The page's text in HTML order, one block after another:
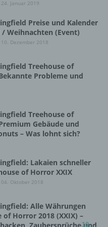
24. Januar 2019
Preise und Kalender
/ Weihnachten (Event)
10. Dezember 2018
Treehouse of
Probleme und
Treehouse of
Gebäude und
– Was lohnt sich?
Lakaien schneller
of Horror XXIX
04. Oktober 2018
Alle Währungen
of Horror 2018 (XXIX) –
10
besuchten
von anderen
Cookies enthalten,
Internetbrowser
kann den Nutzern
Services
die Informationen
im Sinne
Cookies
erwähnt, die
wiederzuerkennen.
ist es, den
Internetseite, die
nicht bei